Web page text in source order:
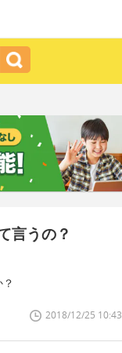
言うの？
2018/12/25 10:43